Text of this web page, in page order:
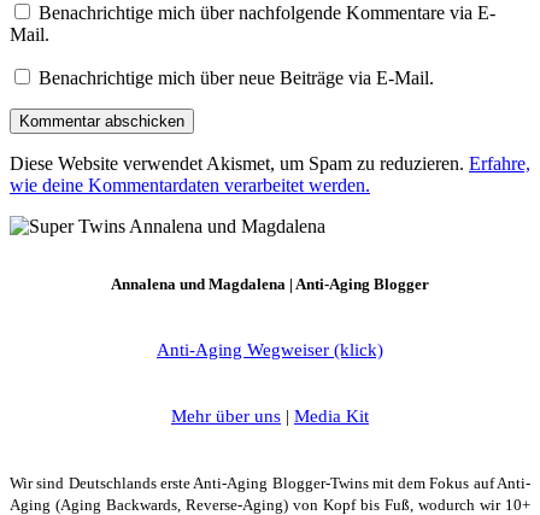
Benachrichtige mich über nachfolgende Kommentare via E-
Mail.
Benachrichtige mich über neue Beiträge via E-Mail.
Diese Website verwendet Akismet, um Spam zu reduzieren. Erfahre,
wie deine Kommentardaten verarbeitet werden.
Annalena und Magdalena | Anti-Aging Blogger
Anti-Aging Wegweiser (klick)
Mehr über uns | Media Kit
Wir sind Deutschlands erste Anti-Aging Blogger-Twins mit dem Fokus auf Anti-
Aging (Aging Backwards, Reverse-Aging) von Kopf bis Fuß, wodurch wir 10+